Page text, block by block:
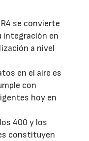
se convierte
integración en
a nivel
en el aire es
con
hoy en
400 y los
constituyen